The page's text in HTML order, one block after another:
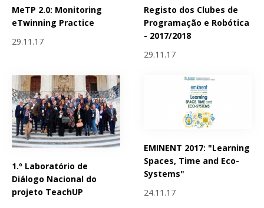
MeTP 2.0: Monitoring
eTwinning Practice
29.11.17
Registo dos Clubes de
Programação e Robótica
- 2017/2018
29.11.17
1.º Laboratório de
Diálogo Nacional do
projeto TeachUP
EMINENT 2017: "Learning
Spaces, Time and Eco-
Systems"
24.11.17